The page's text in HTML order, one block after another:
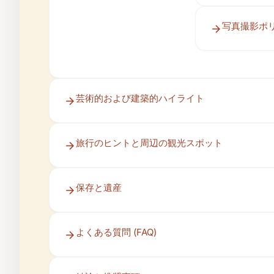
写真撮影ポ
芸術的および建築的ハイライト
旅行のヒントと周辺の観光スポット
保存と遺産
よくある質問 (FAQ)